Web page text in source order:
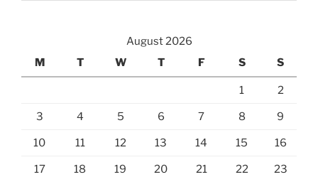
August 2026
M
T W T F S S
1 2
3 4 5 6 7 8 9
10 11 12 13 14 15 16
17 18 19 20 21 22 23